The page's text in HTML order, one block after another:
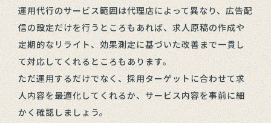
運用代行のサービス範囲は代理店によって異なり、広告配
信の設定だけを行うところもあれば、求人原稿の作成や
定期的なリライト、効果測定に基づいた改善まで一貫し
て対応してくれるところもあります。
ただ運用するだけでなく、採用ターゲットに合わせて求
人内容を最適化してくれるか、サービス内容を事前に細
かく確認しましょう。